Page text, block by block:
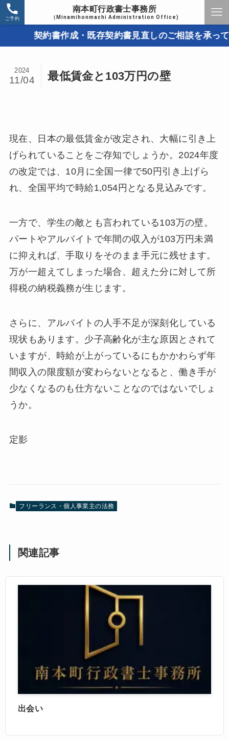
南本町行政書士事務所
（Minamihonmachi Administration Office)
ご予約
契約書作成・既存契約書見直しのご相談を承って
最低賃金と103万円の壁
2024
11/04
現在、日本の最低賃金が改定され、大幅に引き上
げられていることをご存知でしょうか。2024年度
の改定では、10月に全国一律で50円引き上げら
れ、全国平均で時給1,054円となる見込みです。
一方で、学生の敵とも言われている103万の壁。
パートやアルバイトで年間の収入が103万円未満
に抑えれば、手取りをそのまま手元に残せます。
万が一超えてしまった場合、超えた分に対して所
得税の納税義務が生じます。
さらに、アルバイトの人手不足が深刻化している
現状もあります。少子高齢化が主な原因とされて
いますが、時給が上がっているにもかかわらず年
間収入の限度額が変わらないとなると、働き手が
少なくなるのも仕方ないことなのではないでしょ
うか。
定影
フリーランス・個人事業主の法務
関連記事
出会い